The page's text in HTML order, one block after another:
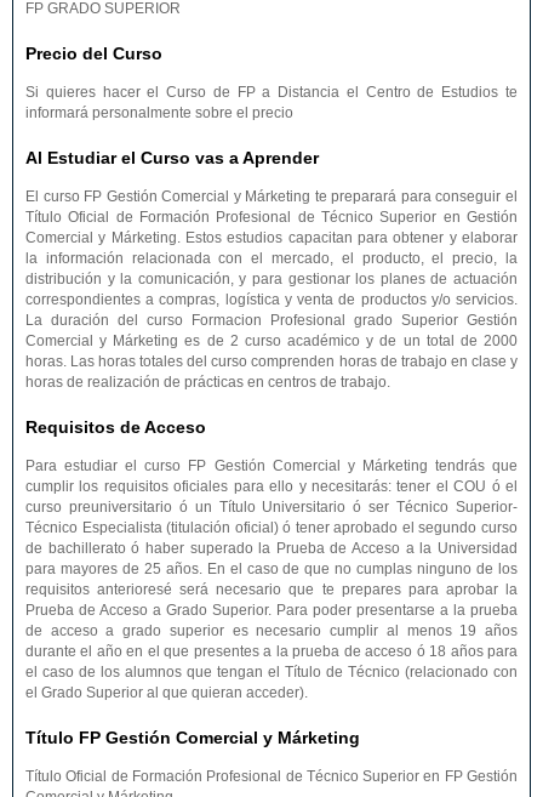
FP GRADO SUPERIOR
Precio del Curso
Si quieres hacer el Curso de FP a Distancia el Centro de Estudios te
informará personalmente sobre el precio
Al Estudiar el Curso vas a Aprender
El curso FP Gestión Comercial y Márketing te preparará para conseguir el
Título Oficial de Formación Profesional de Técnico Superior en Gestión
Comercial y Márketing. Estos estudios capacitan para obtener y elaborar
la información relacionada con el mercado, el producto, el precio, la
distribución y la comunicación, y para gestionar los planes de actuación
correspondientes a compras, logística y venta de productos y/o servicios.
La duración del curso Formacion Profesional grado Superior Gestión
Comercial y Márketing es de 2 curso académico y de un total de 2000
horas. Las horas totales del curso comprenden horas de trabajo en clase y
horas de realización de prácticas en centros de trabajo.
Requisitos de Acceso
Para estudiar el curso FP Gestión Comercial y Márketing tendrás que
cumplir los requisitos oficiales para ello y necesitarás: tener el COU ó el
curso preuniversitario ó un Título Universitario ó ser Técnico Superior-
Técnico Especialista (titulación oficial) ó tener aprobado el segundo curso
de bachillerato ó haber superado la Prueba de Acceso a la Universidad
para mayores de 25 años. En el caso de que no cumplas ninguno de los
requisitos anterioresé será necesario que te prepares para aprobar la
Prueba de Acceso a Grado Superior. Para poder presentarse a la prueba
de acceso a grado superior es necesario cumplir al menos 19 años
durante el año en el que presentes a la prueba de acceso ó 18 años para
el caso de los alumnos que tengan el Título de Técnico (relacionado con
el Grado Superior al que quieran acceder).
Título FP Gestión Comercial y Márketing
Título Oficial de Formación Profesional de Técnico Superior en FP Gestión